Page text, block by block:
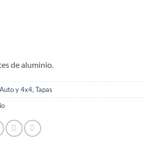
de aluminio.
y 4x4,Tapas